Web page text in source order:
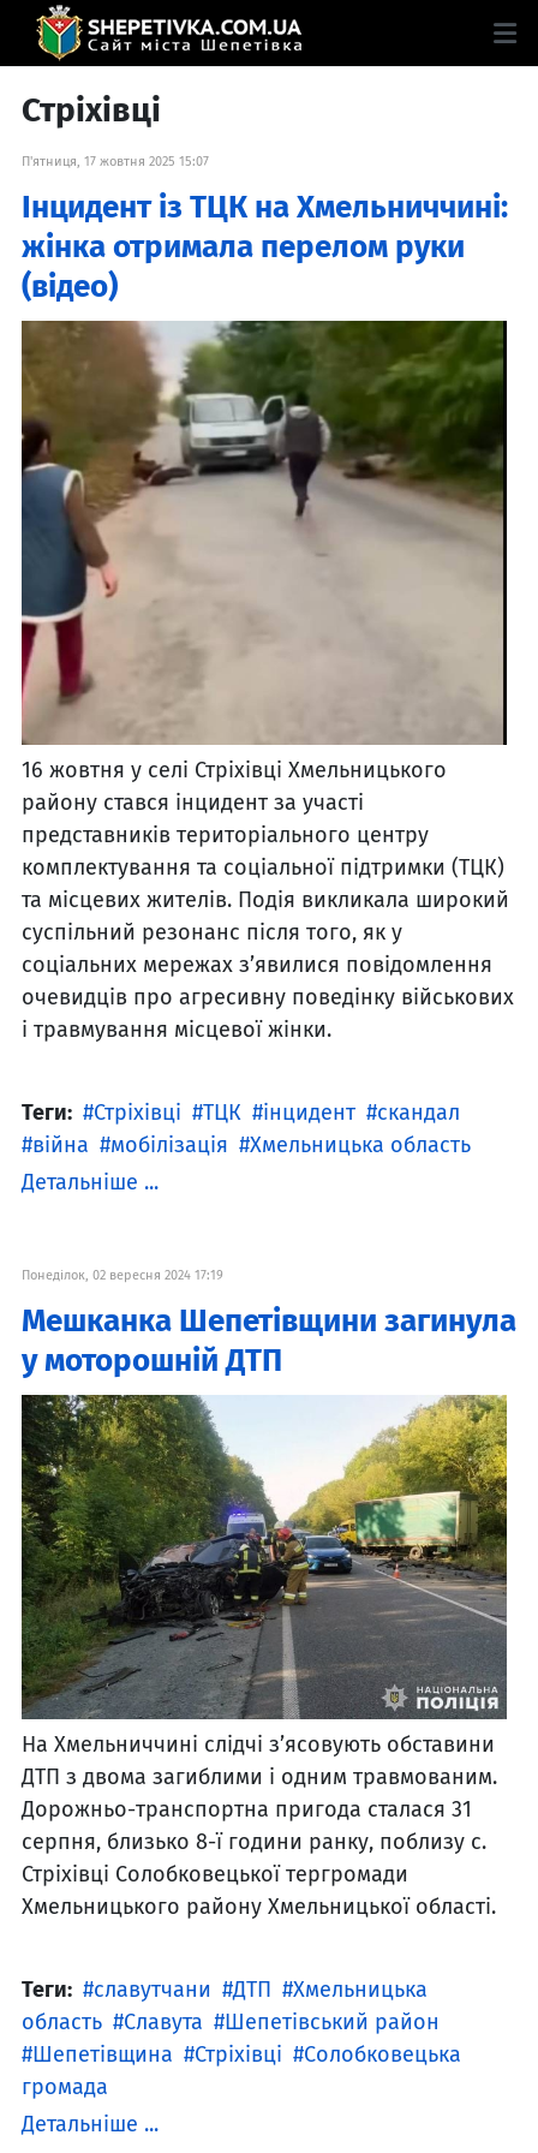
Стріхівці
П'ятниця, 17 жовтня 2025 15:07
Інцидент із ТЦК на Хмельниччині:
жінка отримала перелом руки
(відео)
16 жовтня у селі Стріхівці Хмельницького
району стався інцидент за участі
представників територіального центру
комплектування та соціальної підтримки (ТЦК)
та місцевих жителів. Подія викликала широкий
суспільний резонанс після того, як у
соціальних мережах з’явилися повідомлення
очевидців про агресивну поведінку військових
і травмування місцевої жінки.
Теги: Стріхівці ТЦК інцидент
скандал
війна
мобілізація
Хмельницька область
Детальніше ...
Понеділок, 02 вересня 2024 17:19
Мешканка Шепетівщини загинула
у моторошній ДТП
На Хмельниччині слідчі з’ясовують обставини
ДТП з двома загиблими і одним травмованим.
Дорожньо-транспортна пригода сталася 31
серпня, близько 8-ї години ранку, поблизу с.
Стріхівці Солобковецької тергромади
Хмельницького району Хмельницької області.
Теги: славутчани ДТП
Хмельницька
область
Славута
Шепетівський район
Шепетівщина
Стріхівці
Солобковецька
громада
Детальніше ...